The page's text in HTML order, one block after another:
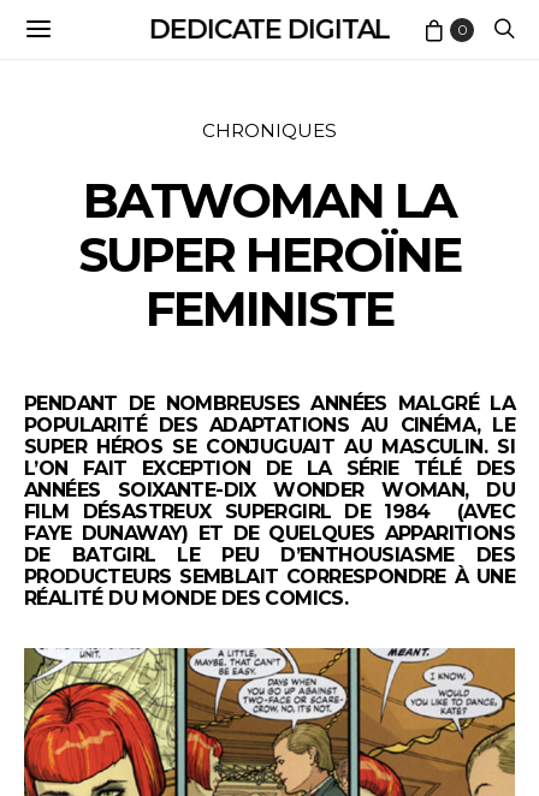
DEDICATE DIGITAL 0
CHRONIQUES
BATWOMAN LA
SUPER HEROÏNE
FEMINISTE
PENDANT DE NOMBREUSES ANNÉES MALGRÉ LA
POPULARITÉ DES ADAPTATIONS AU CINÉMA, LE
SUPER HÉROS SE CONJUGUAIT AU MASCULIN. SI
L’ON FAIT EXCEPTION DE LA SÉRIE TÉLÉ DES
ANNÉES SOIXANTE-DIX WONDER WOMAN, DU
FILM DÉSASTREUX SUPERGIRL DE 1984 (AVEC
FAYE DUNAWAY) ET DE QUELQUES APPARITIONS
DE BATGIRL LE PEU D’ENTHOUSIASME DES
PRODUCTEURS SEMBLAIT CORRESPONDRE À UNE
RÉALITÉ DU MONDE DES COMICS.